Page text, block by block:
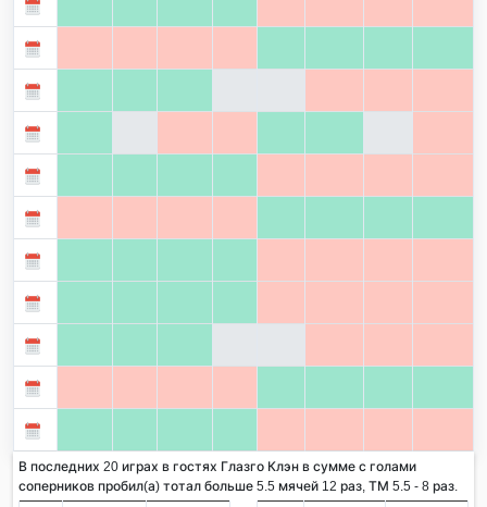
В последних 20 играх в гостях Глазго Клэн в сумме с голами
соперников пробил(а) тотал больше 5.5 мячей 12 раз, ТМ 5.5 - 8 раз.